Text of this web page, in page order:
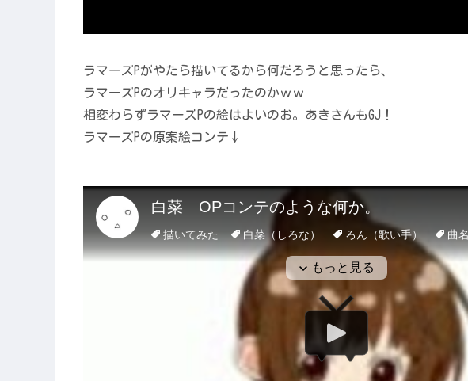
ラマーズPがやたら描いてるから何だろうと思ったら、
ラマーズPのオリキャラだったのかｗｗ
相変わらずラマーズPの絵はよいのお。あきさんもGJ！
ラマーズPの原案絵コンテ↓